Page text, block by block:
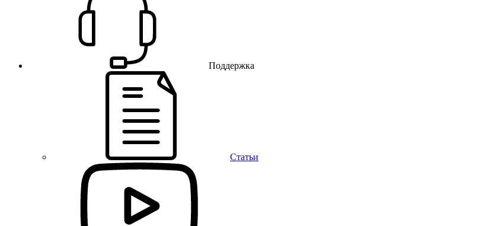
Поддержка
Статьи